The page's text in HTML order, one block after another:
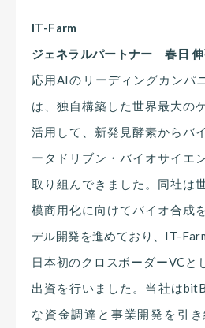
IT-Farm
ジェネラルパートナー 春日 伸
応用AIのリーディングカンパ
は、独自構築した世界最大の
活用して、新発見酵素からバ
ータドリブン・バイオサイエ
取り組んできました。同社は
模商用化に向けてバイオ合成
デル開発を進めており、IT-
日本初のクロスボーダーVCと
出資を行いました。当社は
な資金調達と事業開発を引